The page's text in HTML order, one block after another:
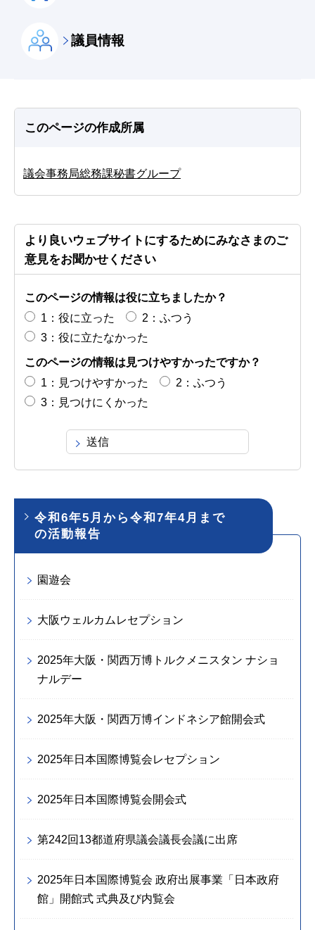
議員情報
このページの作成所属
議会事務局総務課秘書グループ
より良いウェブサイトにするためにみなさまのご
意見をお聞かせください
このページの情報は役に立ちましたか？
1：役に立った
2：ふつう
3：役に立たなかった
このページの情報は見つけやすかったですか？
1：見つけやすかった
2：ふつう
3：見つけにくかった
令和6年5月から令和7年4月まで
の活動報告
園遊会
大阪ウェルカムレセプション
2025年大阪・関西万博トルクメニスタン ナショ
ナルデー
2025年大阪・関西万博インドネシア館開会式
2025年日本国際博覧会レセプション
2025年日本国際博覧会開会式
第242回13都道府県議会議長会議に出席
2025年日本国際博覧会 政府出展事業「日本政府
館」開館式 式典及び内覧会